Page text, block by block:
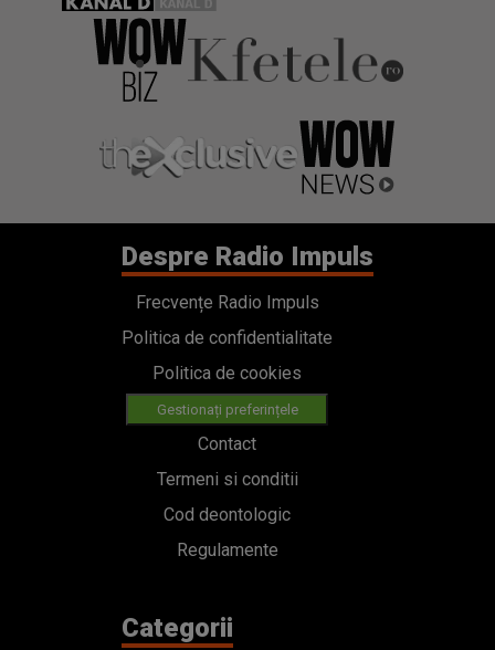
Despre Radio Impuls
Frecvențe Radio Impuls
Politica de confidentialitate
Politica de cookies
Gestionați preferințele
Contact
Termeni si conditii
Cod deontologic
Regulamente
Categorii